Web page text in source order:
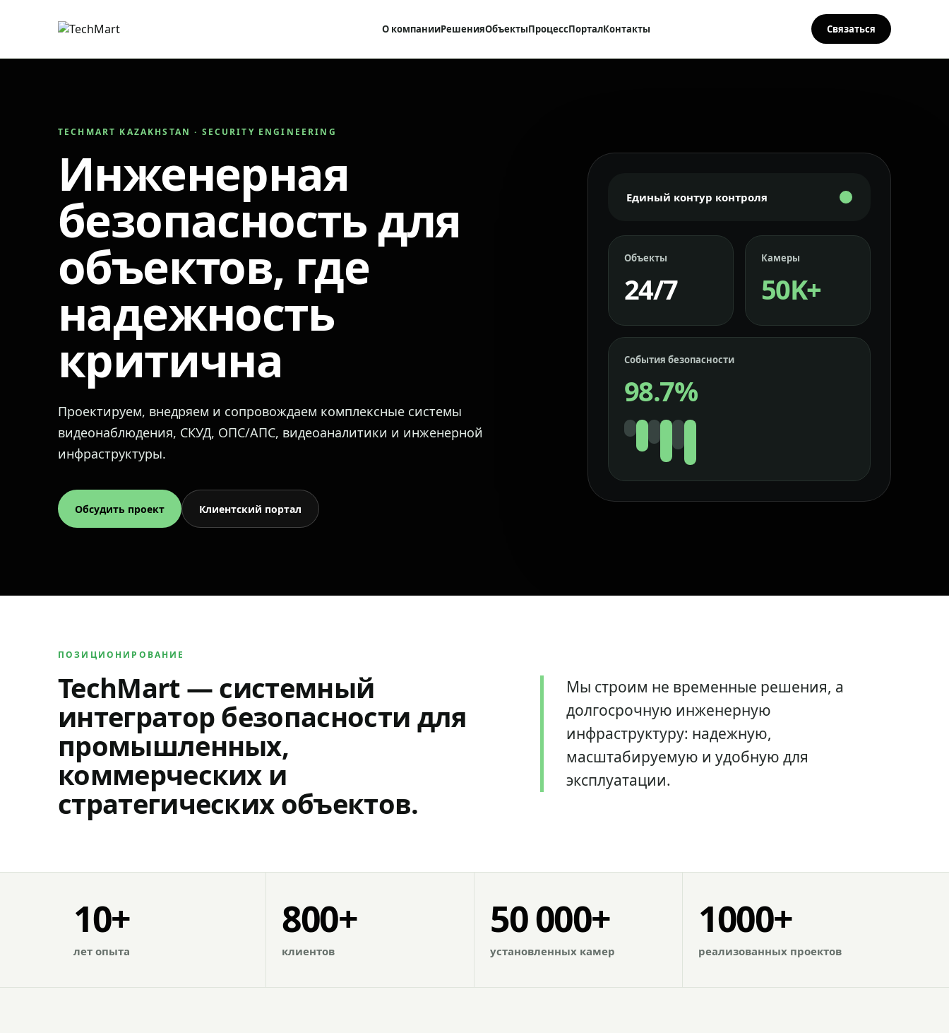
О компанииРешенияОбъектыПроцессПорталКонтакты Связаться
TECHMART KAZAKHSTAN · SECURITY ENGINEERING
Инженерная
безопасность для
объектов, где
надежность
критична
Проектируем, внедряем и сопровождаем комплексные системы
видеонаблюдения, СКУД, ОПС/АПС, видеоаналитики и инженерной
инфраструктуры.
Обсудить проект Клиентский портал
Единый контур контроля
Объекты
24/7
Камеры
50K+
События безопасности
98.7%
ПОЗИЦИОНИРОВАНИЕ
TechMart — системный
интегратор безопасности для
промышленных,
коммерческих и
стратегических объектов.
Мы строим не временные решения, а
долгосрочную инженерную
инфраструктуру: надежную,
масштабируемую и удобную для
эксплуатации.
10+
лет опыта
800+
клиентов
50 000+
установленных камер
1000+
реализованных проектов